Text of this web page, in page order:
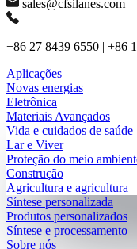
sales@cfsilanes.com
+86 27 8439 6550 | +86
Aplicações
Novas energias
Eletrônica
Materiais Avançados
Vida e cuidados de saúde
Lar e Viver
Proteção do meio
Construção
Agricultura e agricultura
Síntese personalizada
Produtos personalizados
Síntese e processamento
Sobre nós